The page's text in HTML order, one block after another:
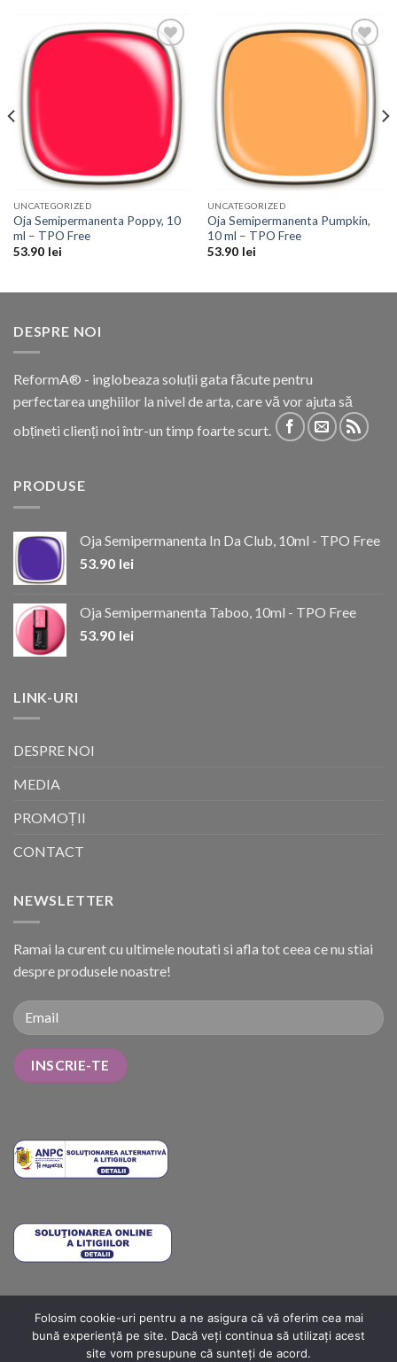
Add to
Wishlist
UNCATEGORIZED
Oja Semipermanenta Poppy, 10
ml – TPO Free
53.90 lei
Add to
Wishlist
UNCATEGORIZED
Oja Semipermanenta Pumpkin,
10 ml – TPO Free
53.90 lei
DESPRE NOI
ReformA® - inglobeaza soluții gata făcute pentru
perfectarea unghiilor la nivel de arta, care vă vor ajuta să
obțineti clienți noi într-un timp foarte scurt.
PRODUSE
Oja Semipermanenta In Da Club, 10ml - TPO Free
53.90 lei
Oja Semipermanenta Taboo, 10ml - TPO Free
53.90 lei
LINK-URI
DESPRE NOI
MEDIA
PROMOȚII
CONTACT
NEWSLETTER
Ramai la curent cu ultimele noutati si afla tot ceea ce nu stiai
despre produsele noastre!
METODE DE PLATĂ COSTURI DE LIVRARE
TERMENI ȘI CONDIȚII
POLITICA DE RETUR
ANPC ANPC SOLUTIONARE ANPC – SAL
Folosim cookie-uri pentru a ne asigura că vă oferim cea mai
bună experiență pe site. Dacă veți continua să utilizați acest
site vom presupune că sunteți de acord.